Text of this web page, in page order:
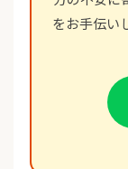
をお手伝い